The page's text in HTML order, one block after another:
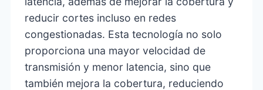
reducir cortes incluso en redes
congestionadas. Esta tecnología no solo
proporciona una mayor velocidad de
transmisión y menor latencia, sino que
también mejora la cobertura, reduciendo